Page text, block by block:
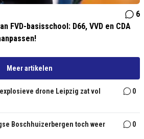
6
FVD-basisschool: D66, VVD en CDA
Meer artikelen
drone Leipzig zat vol
0
Boschhuizerbergen toch weer
0